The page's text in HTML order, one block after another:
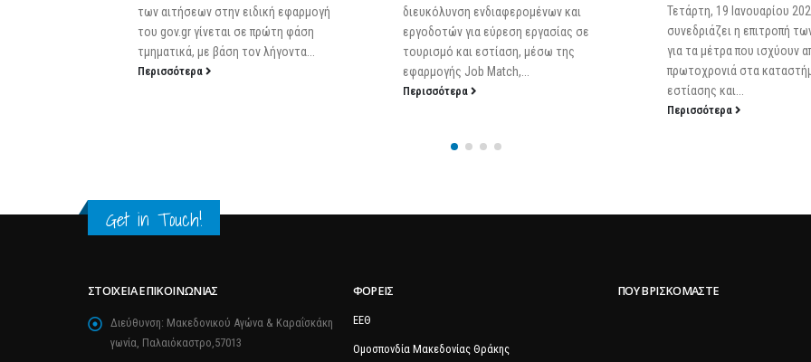
των αιτήσεων στην ειδική εφαρμογή
του gov.gr γίνεται σε πρώτη φάση
τμηματικά, με βάση τον λήγοντα...
Περισσότερα
διευκόλυνση ενδιαφερομένων και
εργοδοτών για εύρεση εργασίας σε
τουρισμό και εστίαση, μέσω της
εφαρμογής Job Match,...
Περισσότερα
Τετάρτη, 19 Ιανουαρίου
συνεδριάζει η επιτροπή
για τα μέτρα που ισχύουν
πρωτοχρονιά στα
εστίασης και...
Περισσότερα
Get in Touch!
ΣΤΟΙΧΕΊΑ ΕΠΙΚΟΙΝΩΝΊΑΣ
Διεύθυνση: Μακεδονικού Αγώνα & Καραΐσκάκη
γωνία, Παλαιόκαστρο,57013
ΦΟΡΕΊΣ
ΕΕΘ
Ομοσπονδία Μακεδονίας Θράκης
ΠΟΥ ΒΡΙΣΚΌΜΑΣΤΕ